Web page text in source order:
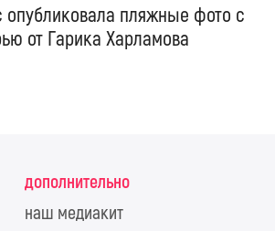
опубликовала пляжные фото с
от Гарика Харламова
дополнительно
наш медиакит